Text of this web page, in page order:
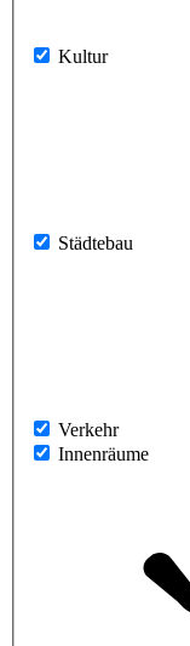
Kultur
Städtebau
Verkehr
Innenräume